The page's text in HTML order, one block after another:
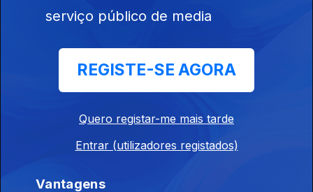
quase 22% face ao ano passado
10h Mais de 60 mil candidatos ao ensino
serviço público de media
REGISTE-SE AGORA
Quero registar-me mais tarde
Entrar (utilizadores registados)
Vantagens